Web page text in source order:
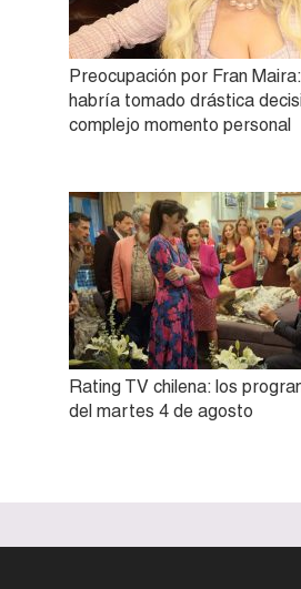
Preocupación por Fran
habría tomado drástica
complejo momento personal
Rating TV chilena: los
del martes 4 de agosto